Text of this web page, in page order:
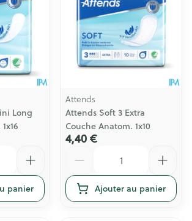
Long
panier
Attends
Attends Soft 3 Extra
Couche Anatom. 1x10
4,40 €
Ajouter au panier